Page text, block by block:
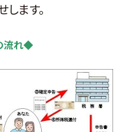
ます。
流れ◆